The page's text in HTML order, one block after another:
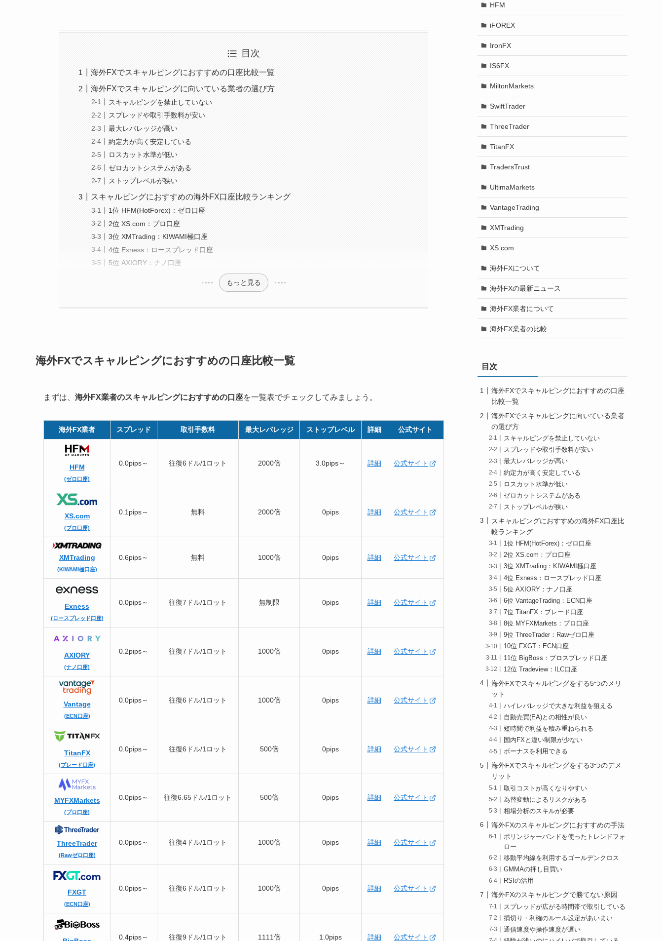
目次
海外FXでスキャルピングにおすすめの口座比較一覧
海外FXでスキャルピングに向いている業者の選び方
スキャルピングを禁止していない
スプレッドや取引手数料が安い
最大レバレッジが高い
約定力が高く安定している
ロスカット水準が低い
ゼロカットシステムがある
ストップレベルが狭い
スキャルピングにおすすめの海外FX口座比較ランキング
1位 HFM(HotForex)：ゼロ口座
2位 XS.com：プロ口座
3位 XMTrading：KIWAMI極口座
4位 Exness：ロースプレッド口座
5位 AXIORY：ナノ口座
もっと見る
海外FXでスキャルピングにおすすめの口座比較一覧
まずは、 海外FX業者のスキャルピングにおすすめの口座を一覧表でチェックしてみましょう。
海外FX業者 スプレッド 取引手数料 最大レバレッジ ストップレベル 詳細 公式サイト
HFM
(ゼロ口座)
0.0pips～ 往復6ドル/1ロット 2000倍 3.0pips～ 詳細 公式サイト
XS.com
(プロ口座)
0.1pips～ 無料 2000倍 0pips 詳細 公式サイト
XMTrading
(KIWAMI極口座)
0.6pips～ 無料 1000倍 0pips 詳細 公式サイト
Exness
(ロースプレッド口座)
0.0pips～ 往復7ドル/1ロット 無制限 0pips 詳細 公式サイト
AXIORY
(ナノ口座)
0.2pips～ 往復7ドル/1ロット 1000倍 0pips 詳細 公式サイト
Vantage
(ECN口座)
0.0pips～ 往復6ドル/1ロット 1000倍 0pips 詳細 公式サイト
TitanFX
(ブレード口座)
0.0pips～ 往復6ドル/1ロット 500倍 0pips 詳細 公式サイト
MYFXMarkets
(プロ口座)
0.0pips～ 往復6.65ドル/1ロット 500倍 0pips 詳細 公式サイト
ThreeTrader
(Rawゼロ口座)
0.0pips～ 往復4ドル/1ロット 1000倍 0pips 詳細 公式サイト
FXGT
(ECN口座)
0.0pips～ 往復6ドル/1ロット 1000倍 0pips 詳細 公式サイト
0.4pips～ 往復9ドル/1ロット 1111倍 1.0pips 詳細 公式サイト
HFM
iFOREX
IronFX
IS6FX
MiltonMarkets
SwiftTrader
ThreeTrader
TitanFX
TradersTrust
UltimaMarkets
VantageTrading
XMTrading
XS.com
海外FXについて
海外FXの最新ニュース
海外FX業者について
海外FX業者の比較
目次
海外FXでスキャルピングにおすすめの口座
比較一覧
海外FXでスキャルピングに向いている業者
の選び方
スキャルピングを禁止していない
スプレッドや取引手数料が安い
最大レバレッジが高い
約定力が高く安定している
ロスカット水準が低い
ゼロカットシステムがある
ストップレベルが狭い
スキャルピングにおすすめの海外FX口座比
較ランキング
1位 HFM(HotForex)：ゼロ口座
2位 XS.com：プロ口座
3位 XMTrading：KIWAMI極口座
4位 Exness：ロースプレッド口座
5位 AXIORY：ナノ口座
6位 VantageTrading：ECN口座
7位 TitanFX：ブレード口座
8位 MYFXMarkets：プロ口座
9位 ThreeTrader：Rawゼロ口座
10位 FXGT：ECN口座
11位 BigBoss：プロスプレッド口座
12位 Tradeview：ILC口座
海外FXでスキャルピングをする5つのメリ
ット
ハイレバレッジで大きな利益を狙える
自動売買(EA)との相性が良い
短時間で利益を積み重ねられる
国内FXと違い制限が少ない
ボーナスを利用できる
海外FXでスキャルピングをする3つのデメ
リット
取引コストが高くなりやすい
為替変動によるリスクがある
相場分析のスキルが必要
海外FXのスキャルピングにおすすめの手法
ボリンジャーバンドを使ったトレンドフォ
ロー
移動平均線を利用するゴールデンクロス
GMMAの押し目買い
RSIの活用
海外FXのスキャルピングで勝てない原因
スプレッドが広がる時間帯で取引している
損切り・利確のルール設定があいまい
通信速度や操作速度が遅い